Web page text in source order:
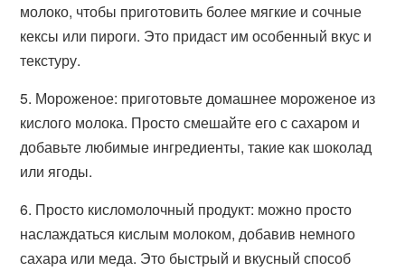
молоко, чтобы приготовить более мягкие и сочные
кексы или пироги. Это придаст им особенный вкус и
текстуру.
5. Мороженое: приготовьте домашнее мороженое из
кислого молока. Просто смешайте его с сахаром и
добавьте любимые ингредиенты, такие как шоколад
или ягоды.
6. Просто кисломолочный продукт: можно просто
наслаждаться кислым молоком, добавив немного
сахара или меда. Это быстрый и вкусный способ